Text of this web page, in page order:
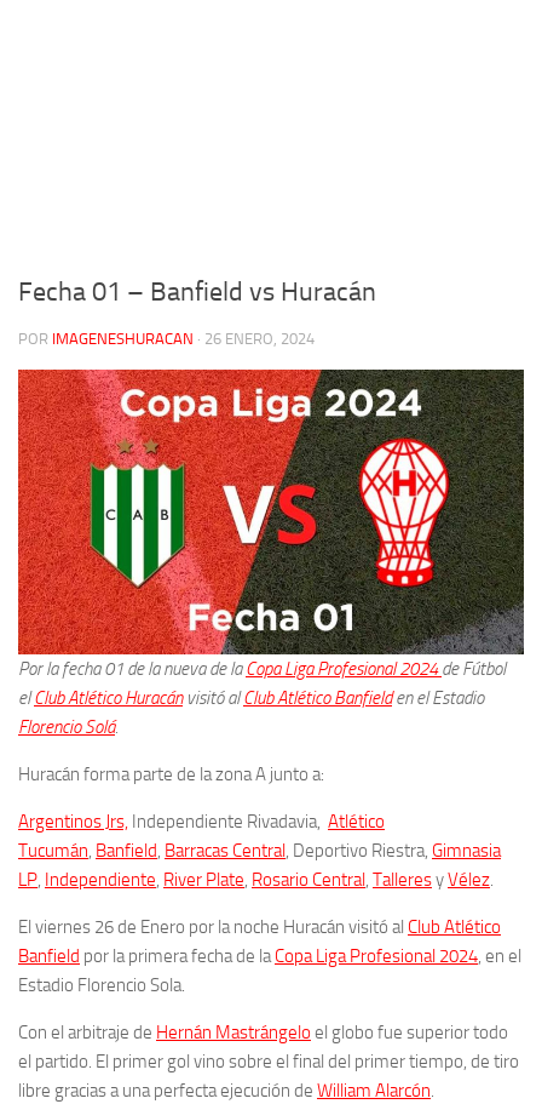
Fecha 01 – Banfield vs Huracán
POR IMAGENESHURACAN · 26 ENERO, 2024
Por la fecha 01 de la nueva de laCopa Liga Profesional 2024de Fútbol
elClub Atlético Huracánvisitó alClub Atlético Banfielden el Estadio
Florencio Solá.
Huracán forma parte de la zona A junto a:
Argentinos Jrs, Independiente Rivadavia, Atlético
Tucumán, Banfield, Barracas Central, Deportivo Riestra, Gimnasia
LP, Independiente, River Plate, Rosario Central, TalleresyVélez.
El viernes 26 de Enero por la noche Huracán visitó al Club Atlético
Banfield por la primera fecha de laCopa Liga Profesional 2024, en el
Estadio Florencio Sola.
Con el arbitraje de Hernán Mastrángelo el globo fue superior todo
el partido. El primer gol vino sobre el final del primer tiempo, de tiro
libre gracias a una perfecta ejecución de William Alarcón.